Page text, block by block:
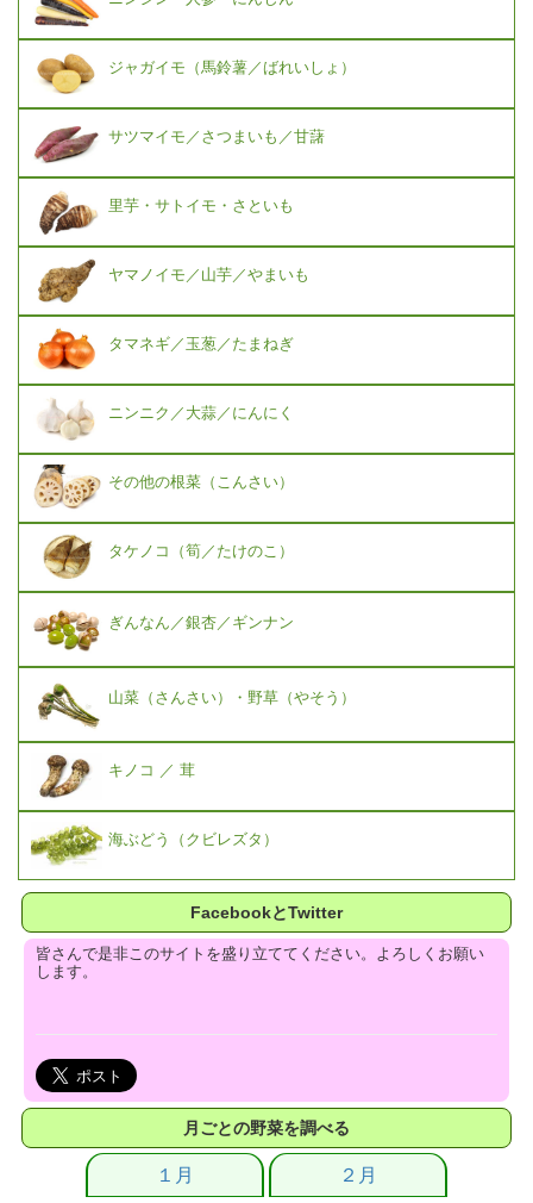
ジャガイモ（馬鈴薯／ばれいしょ）
サツマイモ／さつまいも／甘藷
里芋・サトイモ・さといも
ヤマノイモ／山芋／やまいも
タマネギ／玉葱／たまねぎ
ニンニク／大蒜／にんにく
その他の根菜（こんさい）
タケノコ（筍／たけのこ）
ぎんなん／銀杏／ギンナン
山菜（さんさい）・野草（やそう）
キノコ ／ 茸
海ぶどう（クビレズタ）
FacebookとTwitter
皆さんで是非このサイトを盛り立ててください。よろしくお願い
します。
月ごとの野菜を調べる
１月 ２月